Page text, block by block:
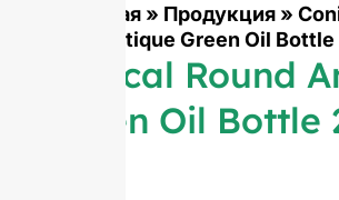
Главная» Продукция»
Antique Green Oil
Conical Round
Green Oil Bottle